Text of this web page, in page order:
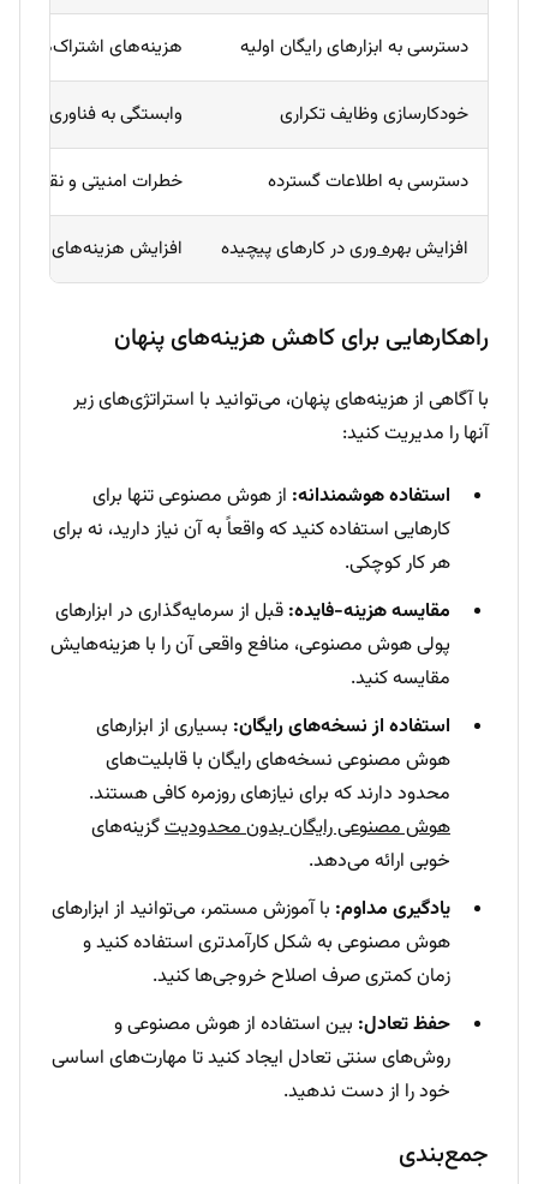
دسترسی به ابزارهای رایگان اولیه هزینه‌های اشتراک‌های
خودکارسازی وظایف تکراری وابستگی به فناوری و
دسترسی به اطلاعات گسترده خطرات امنیتی و نقض
افزایشبهره وریدر کارهای پیچیده افزایش هزینه‌های انرژی
راهکارهایی برای کاهش هزینه‌های پنهان
با آگاهی از هزینه‌های پنهان، می‌توانید با استراتژی‌های زیر
آنها را مدیریت کنید:
استفاده هوشمندانه: از هوش مصنوعی تنها برای
کارهایی استفاده کنید که واقعاً به آن نیاز دارید، نه برای
هر کار کوچکی.
مقایسه هزینه-فایده: قبل از سرمایه‌گذاری در ابزارهای
پولی هوش مصنوعی، منافع واقعی آن را با هزینه‌هایش
مقایسه کنید.
استفاده از نسخه‌های رایگان: بسیاری از ابزارهای
هوش مصنوعی نسخه‌های رایگان با قابلیت‌های
محدود دارند که برای نیازهای روزمره کافی هستند.
هوش مصنوعی رایگان بدون محدودیتگزینه‌های
خوبی ارائه می‌دهد.
یادگیری مداوم: با آموزش مستمر، می‌توانید از ابزارهای
هوش مصنوعی به شکل کارآمدتری استفاده کنید و
زمان کمتری صرف اصلاح خروجی‌ها کنید.
حفظ تعادل: بین استفاده از هوش مصنوعی و
روش‌های سنتی تعادل ایجاد کنید تا مهارت‌های اساسی
خود را از دست ندهید.
جمع‌بندی